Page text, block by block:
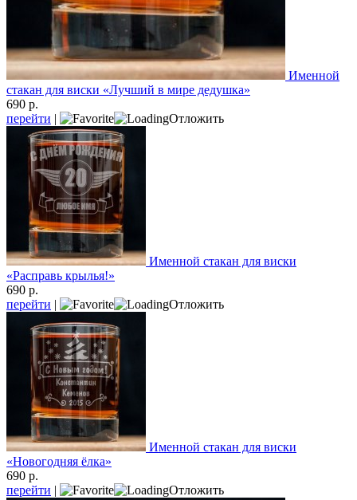
Именной
стакан для виски «Лучший в мире дедушка»
690 р.
перейти | Отложить
Именной стакан для виски
«Расправь крылья!»
690 р.
перейти | Отложить
Именной стакан для виски
«Новогодняя ёлка»
690 р.
перейти | Отложить